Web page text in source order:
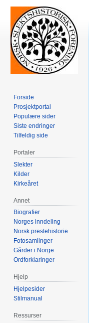
Forside
Prosjektportal
Populære sider
Siste endringer
Tilfeldig side
Portaler
Slekter
Kilder
Kirkeåret
Annet
Biografier
Norges inndeling
Norsk prestehistorie
Fotosamlinger
Gårder i Norge
Ordforklaringer
Hjelp
Hjelpesider
Stilmanual
Ressurser